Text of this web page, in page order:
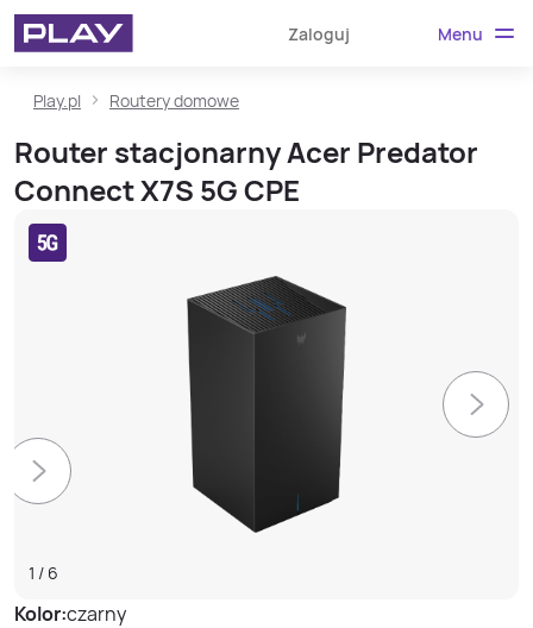
Zaloguj Menu
Play.pl Routery domowe
Router stacjonarny Acer Predator
Connect X7S 5G CPE
1 / 6
Kolor:czarny